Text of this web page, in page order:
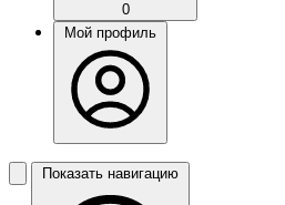
0
Мой профиль
Показать навигацию